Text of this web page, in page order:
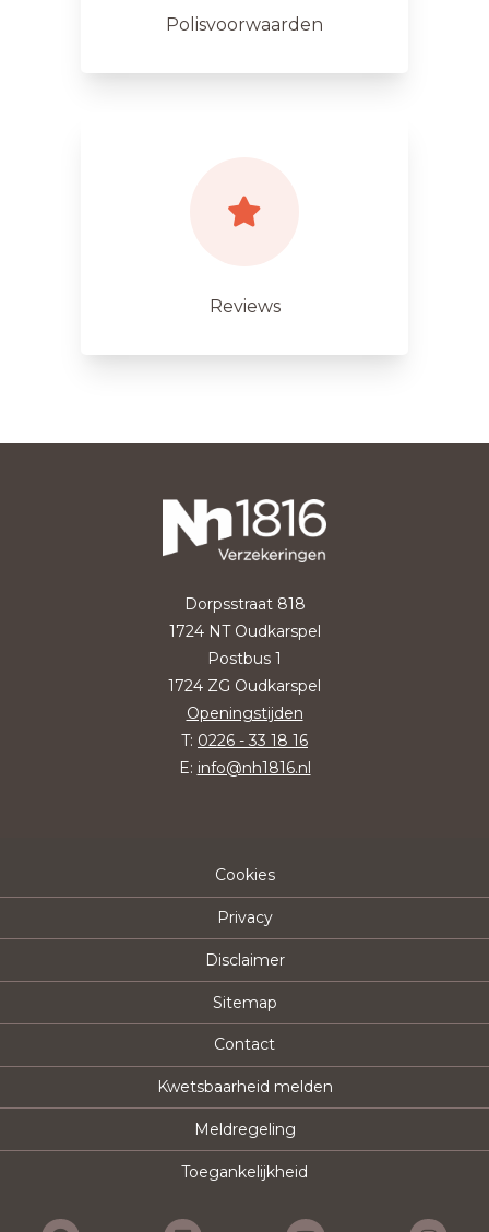
Polisvoorwaarden
Reviews
Dorpsstraat 818
1724 NT Oudkarspel
Postbus 1
1724 ZG Oudkarspel
Openingstijden
T: 0226 - 33 18 16
E: info@nh1816.nl
Cookies
Privacy
Disclaimer
Sitemap
Contact
Kwetsbaarheid melden
Meldregeling
Toegankelijkheid